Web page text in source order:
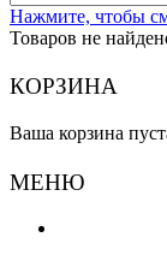
Нажмите, чтобы
Товаров не
КОРЗИНА
Ваша корзина
МЕНЮ